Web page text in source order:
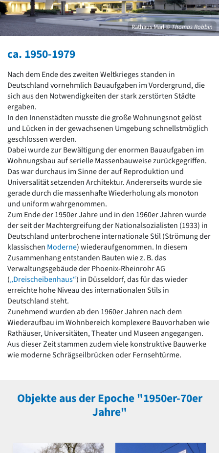
David Chipperfield
Harald Deilmann
Gottfried Böhm
Schneider von Esleben
Auszeichnung vorbildlicher Bauten NRW 2020
Big Beautiful Buildings (Großbauten der Nachkriegszeit)
Epochen
Gesamtübersicht...
Gegenwart
Postmoderne
1950er-70er Jahre
Moderne
Reformarchitektur
Jugendstil
Historismus
Klassizismus
Barock
Renaissance
Gotik
Romanik
Vorromanik
Römische Antike
Über uns
Über baukunst-nrw
Fachbeirat
Freunde & Förderer
Kontakt
Impressum
Datenschutz
Suchbegriff eingeben
Rathaus Marl© Thomas Robbin
ca. 1950-1979
Nach dem Ende des zweiten Weltkrieges standen in
Deutschland vornehmlich Bauaufgaben im Vordergrund, die
sich aus den Notwendigkeiten der stark zerstörten Städte
ergaben.
In den Innenstädten musste die große Wohnungsnot gelöst
und Lücken in der gewachsenen Umgebung schnellstmöglich
geschlossen werden.
Dabei wurde zur Bewältigung der enormen Bauaufgaben im
Wohnungsbau auf serielle Massenbauweise zurückgegriffen.
Das war durchaus im Sinne der auf Reproduktion und
Universalität setzenden Architektur. Andererseits wurde sie
gerade durch die massenhafte Wiederholung als monoton
und uniform wahrgenommen.
Zum Ende der 1950er Jahre und in den 1960er Jahren wurde
der seit der Machtergreifung der Nationalsozialisten (1933) in
Deutschland unterbrochene internationale Stil (Strömung der
klassischen Moderne) wiederaufgenommen. In diesem
Zusammenhang entstanden Bauten wie z. B. das
Verwaltungsgebäude der Phoenix-Rheinrohr AG
(„Dreischeibenhaus“) in Düsseldorf, das für das wieder
erreichte hohe Niveau des internationalen Stils in
Deutschland steht.
Zunehmend wurden ab den 1960er Jahren nach dem
Wiederaufbau im Wohnbereich komplexere Bauvorhaben wie
Rathäuser, Universitäten, Theater und Museen angegangen.
Aus dieser Zeit stammen zudem viele konstruktive Bauwerke
wie moderne Schrägseilbrücken oder Fernsehtürme.
Objekte aus der Epoche "1950er-70er
Jahre"